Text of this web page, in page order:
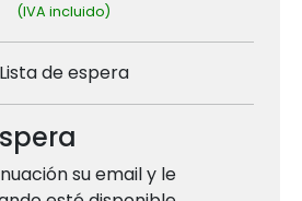
(IVA incluido)
Lista de espera
su email y le